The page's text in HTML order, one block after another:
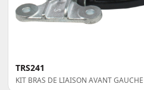
TRS241
KIT BRAS DE LIAISON AVANT